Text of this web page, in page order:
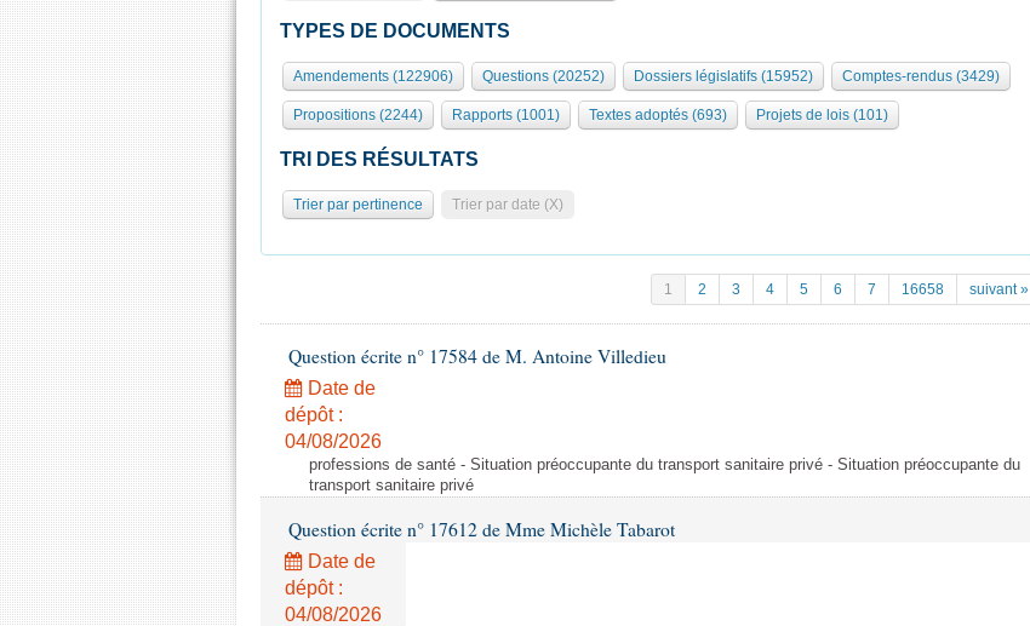
TYPES DE DOCUMENTS
Amendements (122906) Questions (20252) Dossiers législatifs (15952) Comptes-rendus (3429)
Propositions (2244) Rapports (1001) Textes adoptés (693) Projets de lois (101)
TRI DES RÉSULTATS
Trier par pertinence Trier par date (X)
1 2 3 4 5 6 7 16658 suivant »
Question écrite n° 17584 de M. Antoine Villedieu
Date de
dépôt :
04/08/2026
professions de santé - Situation préoccupante du transport sanitaire privé - Situation préoccupante du
transport sanitaire privé
Question écrite n° 17612 de Mme Michèle Tabarot
Date de
dépôt :
04/08/2026